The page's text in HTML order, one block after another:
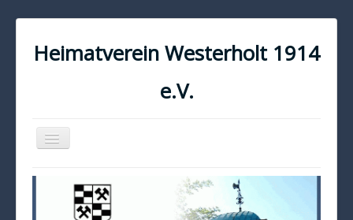
Heimatverein Westerholt 1914
e.V.
Navigation
an/aus
KONTAKT